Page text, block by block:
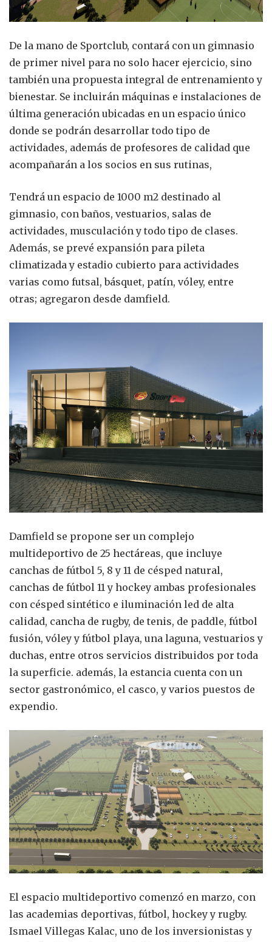
De la mano de Sportclub, contará con un gimnasio
de primer nivel para no solo hacer ejercicio, sino
también una propuesta integral de entrenamiento y
bienestar. Se incluirán máquinas e instalaciones de
última generación ubicadas en un espacio único
donde se podrán desarrollar todo tipo de
actividades, además de profesores de calidad que
acompañarán a los socios en sus rutinas,
Tendrá un espacio de 1000 m2 destinado al
gimnasio, con baños, vestuarios, salas de
actividades, musculación y todo tipo de clases.
Además, se prevé expansión para pileta
climatizada y estadio cubierto para actividades
varias como futsal, básquet, patín, vóley, entre
otras; agregaron desde damfield.
Damfield se propone ser un complejo
multideportivo de 25 hectáreas, que incluye
canchas de fútbol 5, 8 y 11 de césped natural,
canchas de fútbol 11 y hockey ambas profesionales
con césped sintético e iluminación led de alta
calidad, cancha de rugby, de tenis, de paddle, fútbol
fusión, vóley y fútbol playa, una laguna, vestuarios y
duchas, entre otros servicios distribuidos por toda
la superficie. además, la estancia cuenta con un
sector gastronómico, el casco, y varios puestos de
expendio.
El espacio multideportivo comenzó en marzo, con
las academias deportivas, fútbol, hockey y rugby.
Ismael Villegas Kalac, uno de los inversionistas y